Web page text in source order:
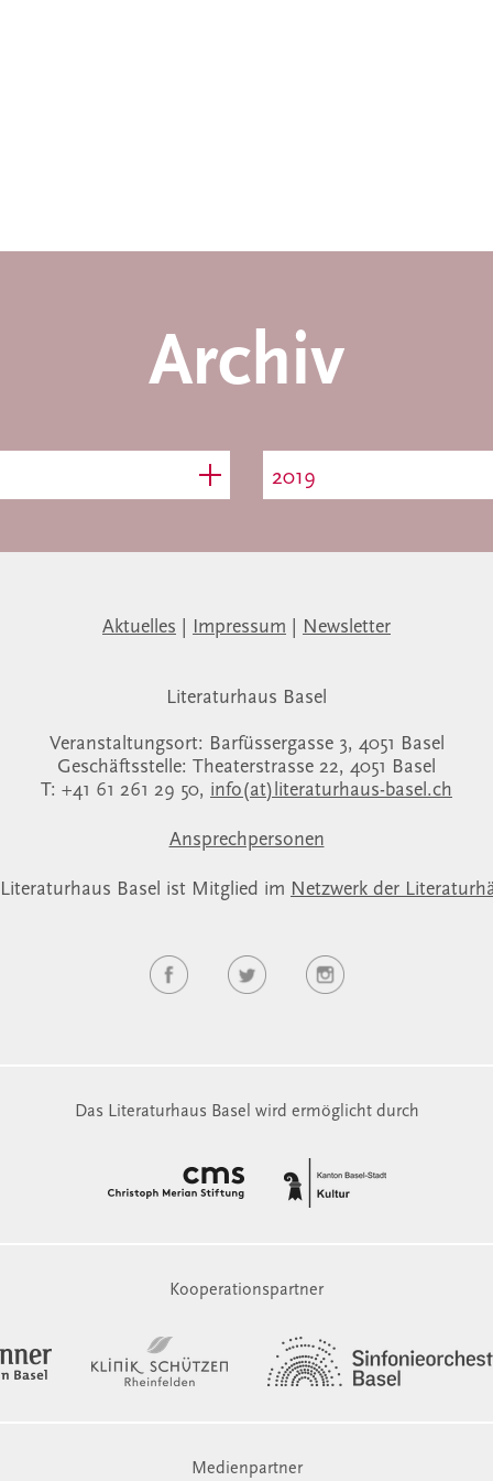
Archiv
2019
Aktuelles Impressum Newsletter
Literaturhaus Basel
Veranstaltungsort: Barfüssergasse 3, 4051 Basel
Geschäftsstelle: Theaterstrasse 22, 4051 Basel
T: +41 61 261 29 50, info(at)literaturhaus-basel.ch
Ansprechpersonen
Basel ist Mitglied im Netzwerk der
Das Literaturhaus Basel wird ermöglicht durch
Kooperationspartner
Medienpartner